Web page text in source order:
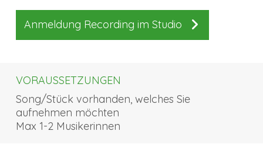
Anmeldung Recording im Studio
VORAUSSETZUNGEN
Song/Stück vorhanden, welches Sie
aufnehmen möchten
Max 1-2 Musikerinnen